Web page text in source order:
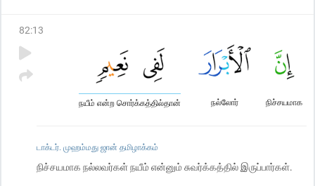
82:13
நிச்சயமாக
நல்லோர்
நயீம் என்ற சொர்க்கத்தில்தான்
டாக்டர். முஹம்மது ஜான் தமிழாக்கம்
நிச்சயமாக நல்லவர்கள் நயீம் என்னும் சுவர்க்கத்தில் இருப்பார்கள்.